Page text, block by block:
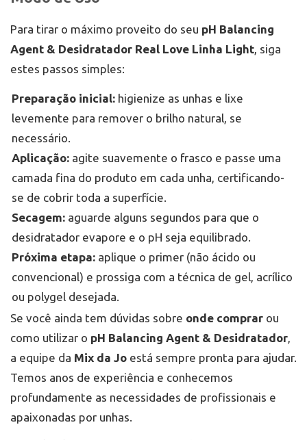
Para tirar o máximo proveito do seu pH Balancing
Agent & Desidratador Real Love Linha Light, siga
estes passos simples:
Preparação inicial: higienize as unhas e lixe
levemente para remover o brilho natural, se
necessário.
Aplicação: agite suavemente o frasco e passe uma
camada fina do produto em cada unha, certificando-
se de cobrir toda a superfície.
Secagem: aguarde alguns segundos para que o
desidratador evapore e o pH seja equilibrado.
Próxima etapa: aplique o primer (não ácido ou
convencional) e prossiga com a técnica de gel, acrílico
ou polygel desejada.
Se você ainda tem dúvidas sobre onde comprar ou
como utilizar o pH Balancing Agent & Desidratador,
a equipe da Mix da Jo está sempre pronta para ajudar.
Temos anos de experiência e conhecemos
profundamente as necessidades de profissionais e
apaixonadas por unhas.